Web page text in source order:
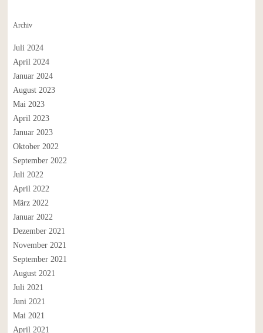
Archiv
Juli 2024
April 2024
Januar 2024
August 2023
Mai 2023
April 2023
Januar 2023
Oktober 2022
September 2022
Juli 2022
April 2022
März 2022
Januar 2022
Dezember 2021
November 2021
September 2021
August 2021
Juli 2021
Juni 2021
Mai 2021
April 2021